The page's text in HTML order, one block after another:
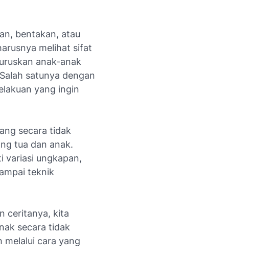
bentakan, atau
melihat sifat
anak-anak
satunya dengan
yang ingin
secara tidak
tua dan anak.
variasi ungkapan,
teknik
ceritanya, kita
secara tidak
melalui cara yang